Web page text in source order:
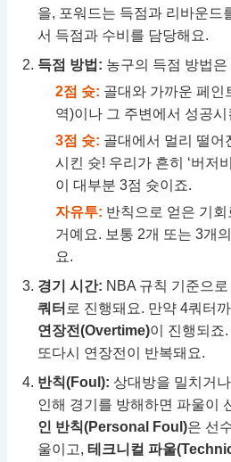
을, 포워드는 득점과 리바운드
서 득점과 수비를 담당해요.
득점 방법: 농구의 득점 방법
2점 슛: 골대와 가까운 페인
역)이나 그 주변에서 성공
3점 슛: 골대에서 멀리 떨어
시킨 슛! 우리가 흔히 ‘버저
이 대부분 3점 슛이죠.
자유투: 반칙으로 얻은 기
거예요. 보통 2개 또는 3개
요.
경기 시간: NBA 규칙 기준으
쿼터 로 진행돼요. 만약 4쿼터
연장전(Overtime)이 진행되죠
또다시 연장전이 반복돼요.
반칙(Foul): 상대방을 밀치거
인해 경기를 방해하면 파울이
인 반칙(Personal Foul)은 선
울이고,테크니컬 파울